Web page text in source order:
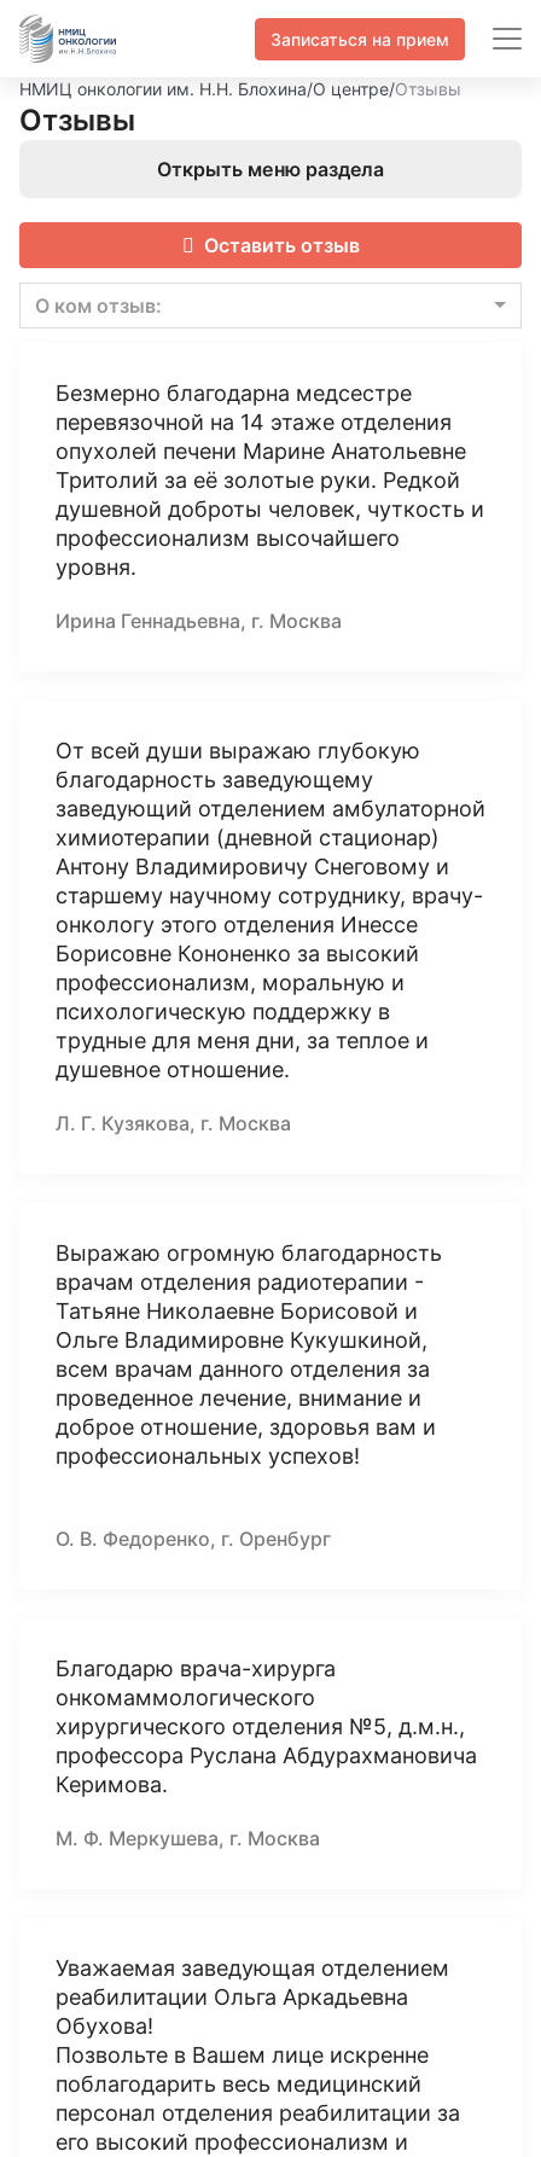
Записаться на прием
НМИЦ онкологии им. Н.Н. Блохина/О центре/Отзывы
Отзывы
Открыть меню раздела
Оставить отзыв
О ком отзыв:
Безмерно благодарна медсестре
перевязочной на 14 этаже отделения
опухолей печени Марине Анатольевне
Тритолий за её золотые руки. Редкой
душевной доброты человек, чуткость и
профессионализм высочайшего
уровня.
Ирина Геннадьевна, г. Москва
От всей души выражаю глубокую
благодарность заведующему
заведующий отделением амбулаторной
химиотерапии (дневной стационар)
Антону Владимировичу Снеговому и
старшему научному сотруднику, врачу-
онкологу этого отделения Инессе
Борисовне Кононенко за высокий
профессионализм, моральную и
психологическую поддержку в
трудные для меня дни, за теплое и
душевное отношение.
Л. Г. Кузякова, г. Москва
Выражаю огромную благодарность
врачам отделения радиотерапии -
Татьяне Николаевне Борисовой и
Ольге Владимировне Кукушкиной,
всем врачам данного отделения за
проведенное лечение, внимание и
доброе отношение, здоровья вам и
профессиональных успехов!
О. В. Федоренко, г. Оренбург
Благодарю врача-хирурга
онкомаммологического
хирургического отделения №5, д.м.н.,
профессора Руслана Абдурахмановича
Керимова.
М. Ф. Меркушева, г. Москва
Уважаемая заведующая отделением
реабилитации Ольга Аркадьевна
Обухова!
Позвольте в Вашем лице искренне
поблагодарить весь медицинский
персонал отделения реабилитации за
его высокий профессионализм и